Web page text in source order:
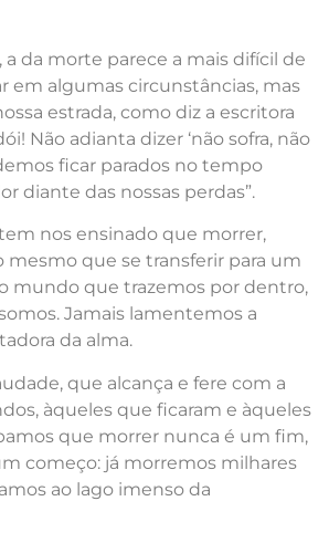
a da morte parece a mais difícil de
em algumas circunstâncias, mas
estrada, como diz a escritora
Não adianta dizer ‘não sofra, não
ficar parados no tempo
diante das nossas perdas”.
nos ensinado que morrer,
mesmo que se transferir para um
mundo que trazemos por dentro,
Jamais lamentemos a
da alma.
que alcança e fere com a
àqueles que ficaram e àqueles
que morrer nunca é um fim,
começo: já morremos milhares
ao lago imenso da